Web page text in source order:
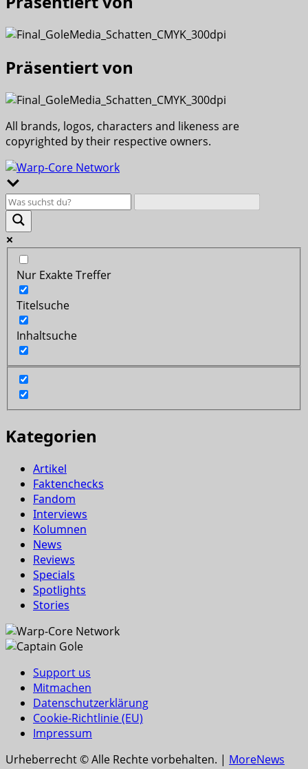
Präsentiert von
All brands, logos, characters and likeness are
copyrighted by their respective owners.
Nur Exakte Treffer
Titelsuche
Inhaltsuche
Kategorien
Artikel
Faktenchecks
Fandom
Interviews
Kolumnen
News
Reviews
Specials
Spotlights
Stories
Support us
Mitmachen
Datenschutzerklärung
Cookie-Richtlinie (EU)
Impressum
Urheberrecht © Alle Rechte vorbehalten. | MoreNews